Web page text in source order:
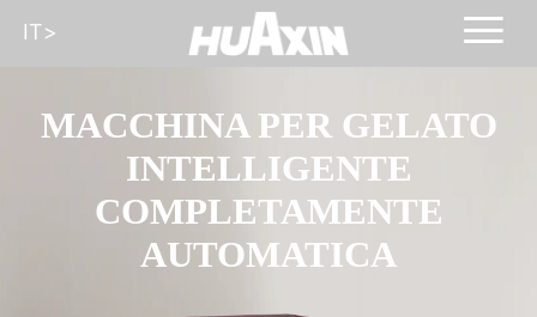
IT>
MACCHINA PER GELATO
INTELLIGENTE
COMPLETAMENTE
AUTOMATICA